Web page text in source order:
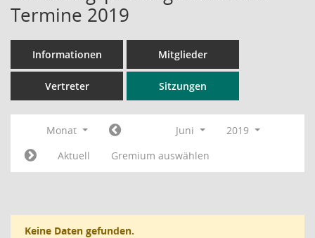
Termine 2019
Informationen Mitglieder
Vertreter Sitzungen
Monat Juni
2019
Aktuell
Gremium auswählen
Keine Daten gefunden.